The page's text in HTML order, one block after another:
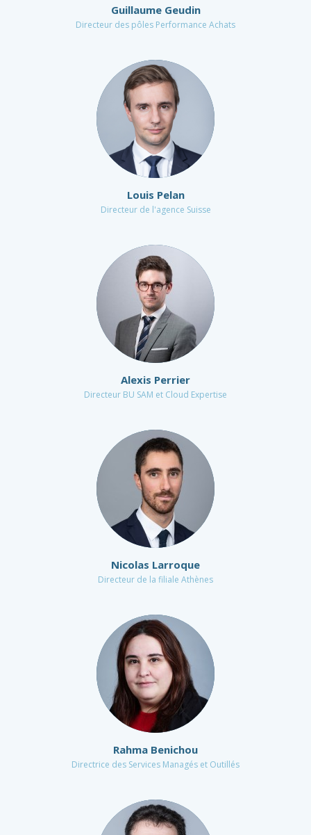
Guillaume Geudin
Directeur des pôles Performance Achats
Louis Pelan
Directeur de l'agence Suisse
Alexis Perrier
Directeur BU SAM et Cloud Expertise
Nicolas Larroque
Directeur de la filiale Athènes
Rahma Benichou
Directrice des Services Managés et Outillés